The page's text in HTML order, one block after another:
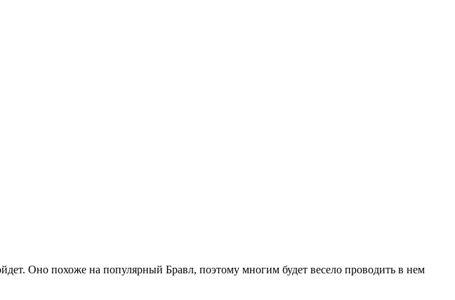
Оно похоже на популярный Бравл, поэтому многим будет весело проводить в нем